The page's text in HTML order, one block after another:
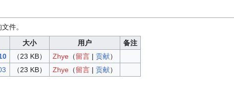
件。
大小 用户
备注
（23 KB） Zhye（留言| 贡献）
（23 KB） Zhye（留言| 贡献）